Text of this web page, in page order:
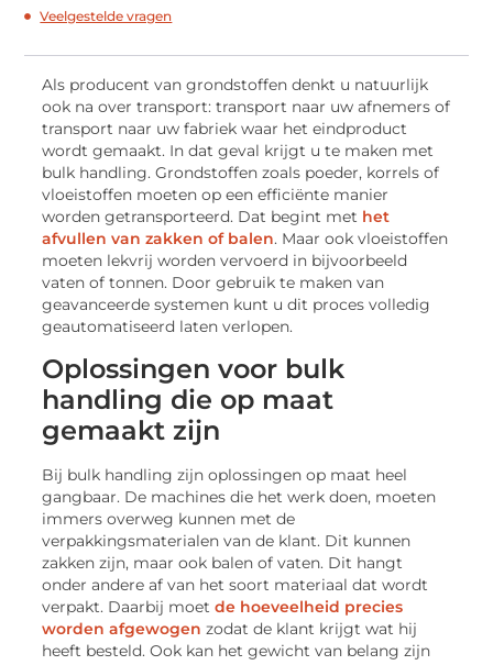
Veelgestelde vragen
Als producent van grondstoffen denkt u natuurlijk
ook na over transport: transport naar uw afnemers of
transport naar uw fabriek waar het eindproduct
wordt gemaakt. In dat geval krijgt u te maken met
bulk handling. Grondstoffen zoals poeder, korrels of
vloeistoffen moeten op een efficiënte manier
worden getransporteerd. Dat begint met het
afvullen van zakken of balen. Maar ook vloeistoffen
moeten lekvrij worden vervoerd in bijvoorbeeld
vaten of tonnen. Door gebruik te maken van
geavanceerde systemen kunt u dit proces volledig
geautomatiseerd laten verlopen.
Oplossingen voor bulk
handling die op maat
gemaakt zijn
Bij bulk handling zijn oplossingen op maat heel
gangbaar. De machines die het werk doen, moeten
immers overweg kunnen met de
verpakkingsmaterialen van de klant. Dit kunnen
zakken zijn, maar ook balen of vaten. Dit hangt
onder andere af van het soort materiaal dat wordt
verpakt. Daarbij moetde hoeveelheid precies
worden afgewogen zodat de klant krijgt wat hij
heeft besteld. Ook kan het gewicht van belang zijn